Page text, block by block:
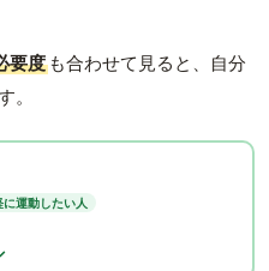
要度 も合わせて見ると、自分
。
運動したい人